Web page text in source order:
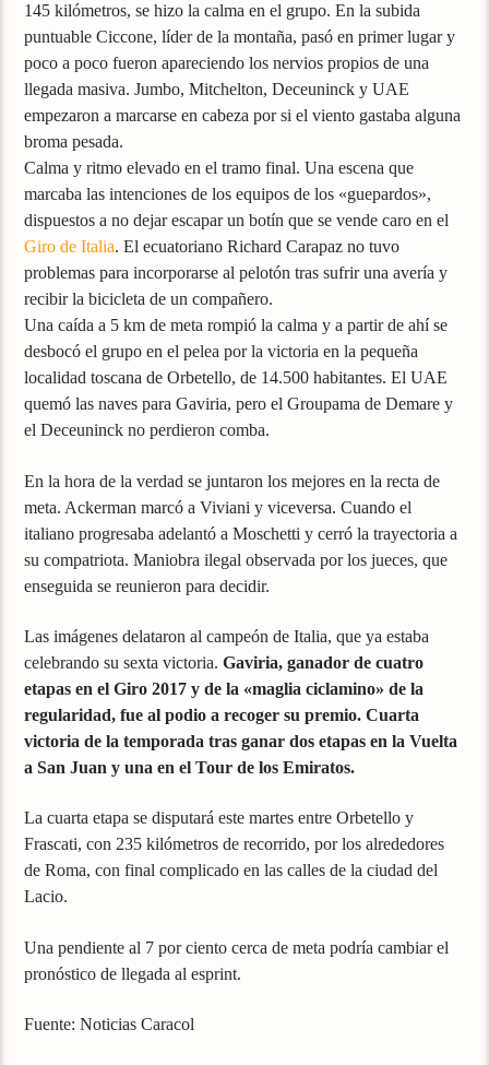
145 kilómetros, se hizo la calma en el grupo. En la subida
puntuable Ciccone, líder de la montaña, pasó en primer lugar y
poco a poco fueron apareciendo los nervios propios de una
llegada masiva. Jumbo, Mitchelton, Deceuninck y UAE
empezaron a marcarse en cabeza por si el viento gastaba alguna
broma pesada.
Calma y ritmo elevado en el tramo final. Una escena que
marcaba las intenciones de los equipos de los «guepardos»,
dispuestos a no dejar escapar un botín que se vende caro en el
Giro de Italia. El ecuatoriano Richard Carapaz no tuvo
problemas para incorporarse al pelotón tras sufrir una avería y
recibir la bicicleta de un compañero.
Una caída a 5 km de meta rompió la calma y a partir de ahí se
desbocó el grupo en el pelea por la victoria en la pequeña
localidad toscana de Orbetello, de 14.500 habitantes. El UAE
quemó las naves para Gaviria, pero el Groupama de Demare y
el Deceuninck no perdieron comba.
En la hora de la verdad se juntaron los mejores en la recta de
meta. Ackerman marcó a Viviani y viceversa. Cuando el
italiano progresaba adelantó a Moschetti y cerró la trayectoria a
su compatriota. Maniobra ilegal observada por los jueces, que
enseguida se reunieron para decidir.
Las imágenes delataron al campeón de Italia, que ya estaba
celebrando su sexta victoria. Gaviria, ganador de cuatro
etapas en el Giro 2017 y de la «maglia ciclamino» de la
regularidad, fue al podio a recoger su premio. Cuarta
victoria de la temporada tras ganar dos etapas en la Vuelta
a San Juan y una en el Tour de los Emiratos.
La cuarta etapa se disputará este martes entre Orbetello y
Frascati, con 235 kilómetros de recorrido, por los alrededores
de Roma, con final complicado en las calles de la ciudad del
Lacio.
Una pendiente al 7 por ciento cerca de meta podría cambiar el
pronóstico de llegada al esprint.
Fuente: Noticias Caracol